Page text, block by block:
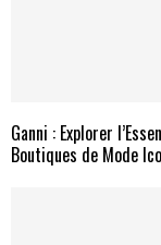
Ganni : Explorer
Boutiques de Mode